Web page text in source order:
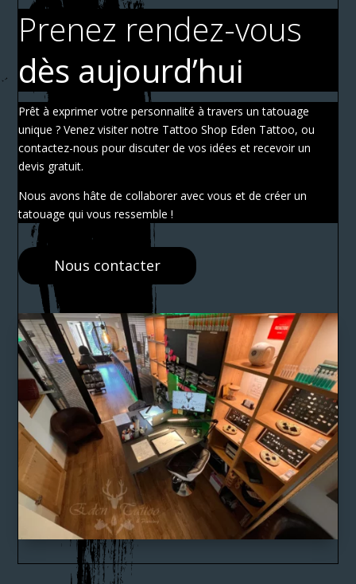
Prenez rendez-vous
dès aujourd’hui
Prêt à exprimer votre personnalité à travers un tatouage
unique ? Venez visiter notre Tattoo Shop Eden Tattoo, ou
contactez-nous pour discuter de vos idées et recevoir un
devis gratuit.
Nous avons hâte de collaborer avec vous et de créer un
tatouage qui vous ressemble !
Nous contacter